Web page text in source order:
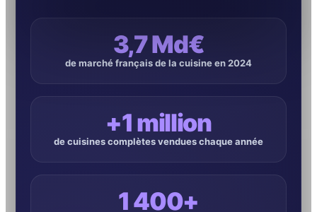
3,7 Md€
de marché français de la cuisine en 2024
+1 million
de cuisines complètes vendues chaque année
1 400+